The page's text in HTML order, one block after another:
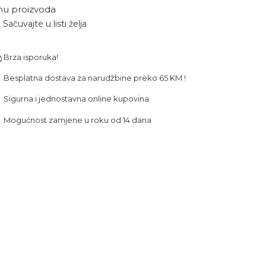
proizvoda
Sačuvajte u listi želja
Brza isporuka!
Besplatna dostava za narudžbine preko 65 KM !
Sigurna i jednostavna online kupovina
Mogućnost zamjene u roku od 14 dana